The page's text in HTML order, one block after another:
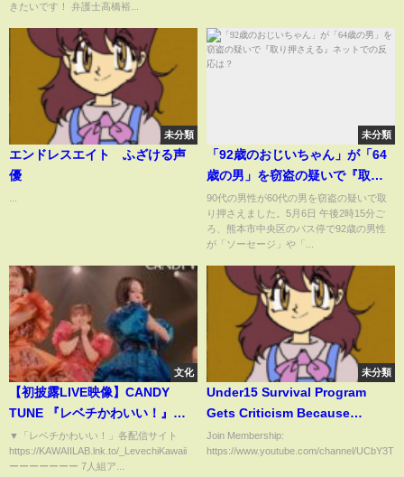
きたいです！ 弁護士高橋裕...
未分類
エンドレスエイト ふざける声
優
未分類
「92歳のおじいちゃん」が「64
歳の男」を窃盗の疑いで『取り
押さえる』ネットでの反応は？
90代の男性が60代の男を窃盗の疑いで取
り押さえました。5月6日 午後2時15分ご
ろ、熊本市中央区のバス停で92歳の男性
が「ソーセージ」や「...
文化
【初披露LIVE映像】CANDY
TUNE 『レベチかわいい！』
2025/3/11(火) 『サイサイ対バン
祭 アイドル編』@Spotify O-
▼「レベチかわいい！」各配信サイト
https://KAWAIILAB.lnk.to/_LevechiKawaii
ーーーーーーー 7人組ア...
未分類
Under15 Survival Program
Gets Criticism Because
Having Minor Age Participants
Join Membership:
https://www.youtube.com/channel/